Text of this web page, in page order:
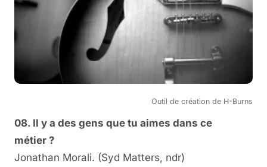
Outil de création de H-Burns
08. Il y a des gens que tu aimes dans ce
métier ?
Jonathan Morali. (Syd Matters, ndr)